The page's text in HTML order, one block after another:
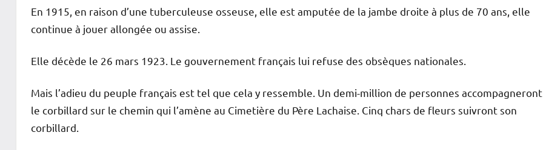
En 1915, en raison d’une tuberculeuse osseuse, elle est amputée de la jambe droite à plus de 70 ans, elle
continue à jouer allongée ou assise.
Elle décède le 26 mars 1923. Le gouvernement français lui refuse des obsèques nationales.
Mais l’adieu du peuple français est tel que cela y ressemble. Un demi-million de personnes accompagneront
le corbillard sur le chemin qui l’amène au Cimetière du Père Lachaise. Cinq chars de fleurs suivront son
corbillard.